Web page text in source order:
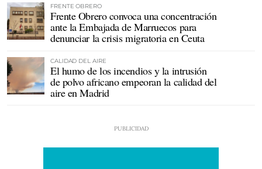
FRENTE OBRERO
Frente Obrero convoca una concentración
ante la Embajada de Marruecos para
denunciar la crisis migratoria en Ceuta
CALIDAD DEL AIRE
El humo de los incendios y la intrusión
de polvo africano empeoran la calidad del
aire en Madrid